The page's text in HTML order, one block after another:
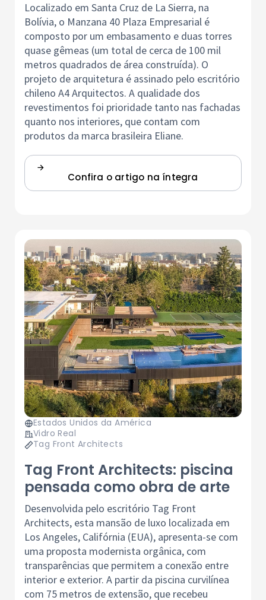
Localizado em Santa Cruz de La Sierra, na
Bolívia, o Manzana 40 Plaza Empresarial é
composto por um embasamento e duas torres
quase gêmeas (um total de cerca de 100 mil
metros quadrados de área construída). O
projeto de arquitetura é assinado pelo escritório
chileno A4 Arquitectos. A qualidade dos
revestimentos foi prioridade tanto nas fachadas
quanto nos interiores, que contam com
produtos da marca brasileira Eliane.
Confira o artigo na íntegra
Estados Unidos da América
Vidro Real
Tag Front Architects
Tag Front Architects: piscina
pensada como obra de arte
Desenvolvida pelo escritório Tag Front
Architects, esta mansão de luxo localizada em
Los Angeles, Califórnia (EUA), apresenta-se com
uma proposta modernista orgânica, com
transparências que permitem a conexão entre
interior e exterior. A partir da piscina curvilínea
com 75 metros de extensão, que recebeu